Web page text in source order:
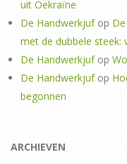
uit Oekraïne
De Handwerkjufop
met de dubbele steek:
De Handwerkjufop
De Handwerkjufop
begonnen
ARCHIEVEN